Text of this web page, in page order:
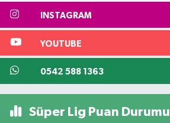
INSTAGRAM
YOUTUBE
0542 588 1363
Süper Lig Puan Durumu